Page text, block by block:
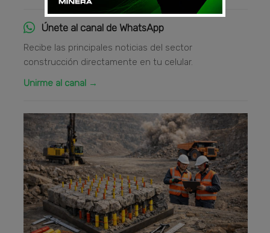
Únete al canal de WhatsApp
Recibe las principales noticias del sector
construcción directamente en tu celular.
Unirme al canal →